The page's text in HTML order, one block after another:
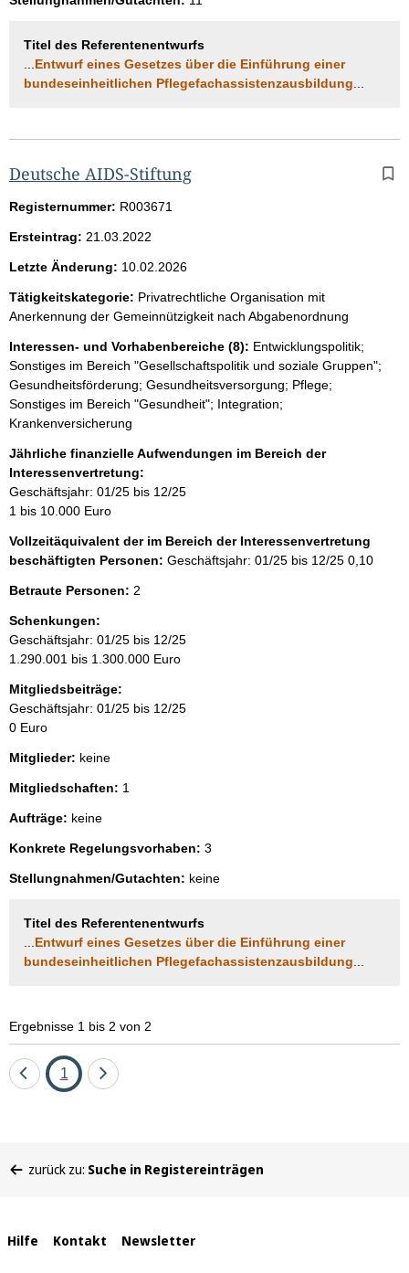
Titel des Referentenentwurfs
Entwurf eines Gesetzes über die Einführung einer
bundeseinheitlichen Pflegefachassistenzausbildung
Deutsche AIDS-Stiftung
Registernummer: R003671
Ersteintrag: 21.03.2022
Letzte Änderung: 10.02.2026
Tätigkeitskategorie: Privatrechtliche Organisation mit
Anerkennung der Gemeinnützigkeit nach Abgabenordnung
Interessen- und Vorhabenbereiche (8): Entwicklungspolitik;
Sonstiges im Bereich "Gesellschaftspolitik und soziale Gruppen";
Gesundheitsförderung; Gesundheitsversorgung; Pflege;
Sonstiges im Bereich "Gesundheit"; Integration;
Krankenversicherung
Jährliche finanzielle Aufwendungen im Bereich der
Interessenvertretung:
Geschäftsjahr: 01/25 bis 12/25
1 bis 10.000 Euro
Vollzeitäquivalent der im Bereich der Interessenvertretung
beschäftigten Personen: Geschäftsjahr: 01/25 bis 12/25 0,10
Betraute Personen: 2
Schenkungen:
Geschäftsjahr: 01/25 bis 12/25
1.290.001 bis 1.300.000 Euro
Mitgliedsbeiträge:
Geschäftsjahr: 01/25 bis 12/25
0 Euro
Mitglieder: keine
Mitgliedschaften: 1
Aufträge: keine
Konkrete Regelungsvorhaben: 3
Stellungnahmen/Gutachten: keine
Titel des Referentenentwurfs
Entwurf eines Gesetzes über die Einführung einer
bundeseinheitlichen Pflegefachassistenzausbildung
Ergebnisse 1 bis 2 von 2
EineSeite
1
Eine
befinden
zurück zu: Suche in Registereinträgen
Interne
Hilfe Kontakt Newsletter